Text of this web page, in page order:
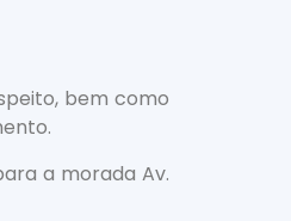
bem como
a morada Av.